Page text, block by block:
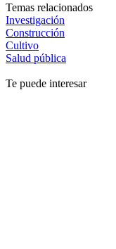
Temas relacionados
Investigación
Construcción
Cultivo
Salud pública
Te puede interesar